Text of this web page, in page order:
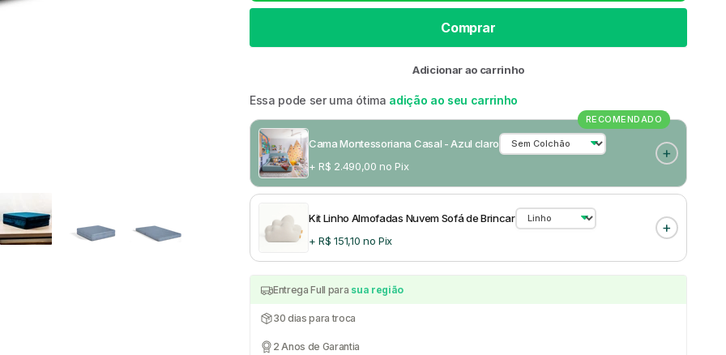
Comprar
Adicionar ao carrinho
Essa pode ser uma ótima adição ao seu carrinho
RECOMENDADO
Cama Montessoriana Casal - Azul claro
+ R$ 2.490,00 no Pix
Kit Linho Almofadas Nuvem Sofá de Brincar
+ R$ 151,10 no Pix
Entrega Full para sua região
30 dias para troca
2 Anos de Garantia